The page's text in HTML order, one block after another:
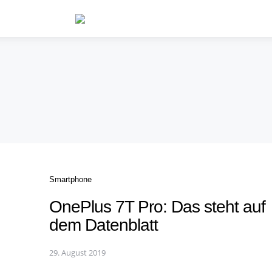
Categories
Smartphone
OnePlus 7T Pro: Das steht auf
dem Datenblatt
29. August 2019